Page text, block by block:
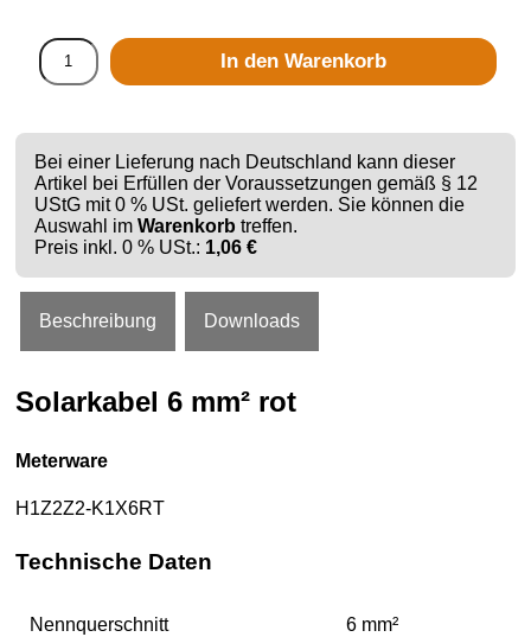
In den Warenkorb
Bei einer Lieferung nach Deutschland kann dieser
Artikel bei Erfüllen der Voraussetzungen gemäß § 12
UStG mit 0 % USt. geliefert werden. Sie können die
Auswahl imWarenkorb treffen.
Preis inkl. 0 % USt.: 1,06 €
Beschreibung Downloads
Solarkabel 6 mm² rot
Meterware
H1Z2Z2-K1X6RT
Technische Daten
Nennquerschnitt 6 mm²